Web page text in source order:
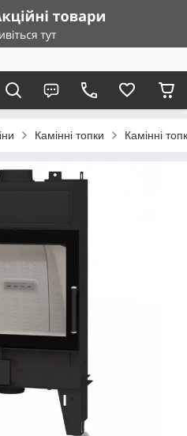
Камінні топки Камінні